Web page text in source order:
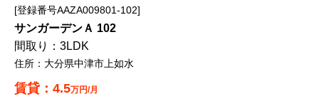
登録番号AAZA009801-102
サンガーデンＡ 102
3LDK
大分県中津市上如水
4.5万円/月